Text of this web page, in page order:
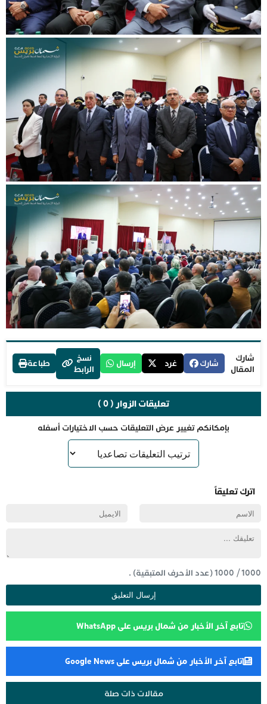
شارك
المقال
شارك غرد إرسال
نسخ
الرابط
طباعة
تعليقات الزوار ( 0 )
بإمكانكم تغيير عرض التعليقات حسب الاختيارات أسفله
اترك تعليقاً
1000
/
1000(عدد الأحرف المتبقية) .
تابع آخر الأخبار من شمال بريس على WhatsApp
تابع آخر الأخبار من شمال بريس على Google News
مقالات ذات صلة